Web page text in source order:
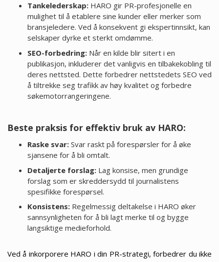
Tankelederskap:HARO gir PR-profesjonelle en
mulighet til å etablere sine kunder eller merker som
bransjeledere. Ved å konsekvent gi ekspertinnsikt, kan
selskaper dyrke et sterkt omdømme.
SEO-forbedring:Når en kilde blir sitert i en
publikasjon, inkluderer det vanligvis en tilbakekobling til
deres nettsted. Dette forbedrer nettstedets SEO ved
å tiltrekke seg trafikk av høy kvalitet og forbedre
søkemotorrangeringene.
Beste praksis for effektiv bruk av HARO:
Raske svar:Svar raskt på forespørsler for å øke
sjansene for å bli omtalt.
Detaljerte forslag:Lag konsise, men grundige
forslag som er skreddersydd til journalistens
spesifikke forespørsel.
Konsistens:Regelmessig deltakelse i HARO øker
sannsynligheten for å bli lagt merke til og bygge
langsiktige medieforhold.
Ved å inkorporere HARO i din PR-strategi, forbedrer du ikke